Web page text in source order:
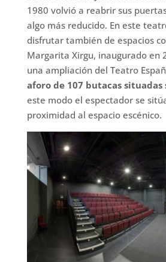
1980 volvió a reabrir sus
algo más reducido. En este
disfrutar también de espacios
Margarita Xirgu, inaugurado en
una ampliación del Teatro
aforo de 107 butacas situadas
este modo el espectador se
proximidad al espacio escénico.